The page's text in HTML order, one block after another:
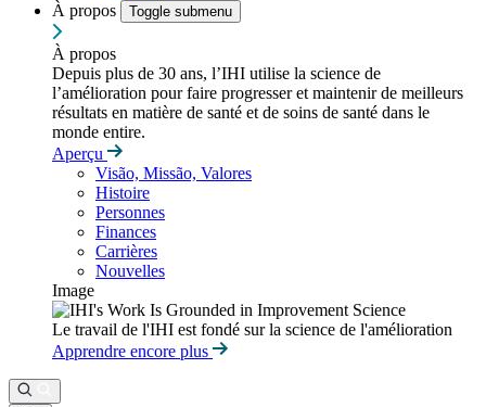
À propos
Toggle submenu
À propos
Depuis plus de 30 ans, l’IHI utilise la science de
l’amélioration pour faire progresser et maintenir de meilleurs
résultats en matière de santé et de soins de santé dans le
monde entire.
Aperçu
Visão, Missão, Valores
Histoire
Personnes
Finances
Carrières
Nouvelles
Image
Le travail de l'IHI est fondé sur la science de l'amélioration
Apprendre encore plus